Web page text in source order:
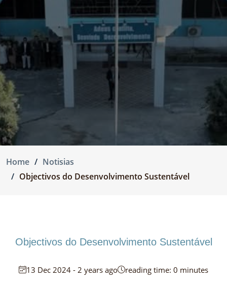
Home
Notisias
Objectivos do Desenvolvimento Sustentável
Objectivos do Desenvolvimento Sustentável
13 Dec 2024 - 2 years ago reading time: 0 minutes